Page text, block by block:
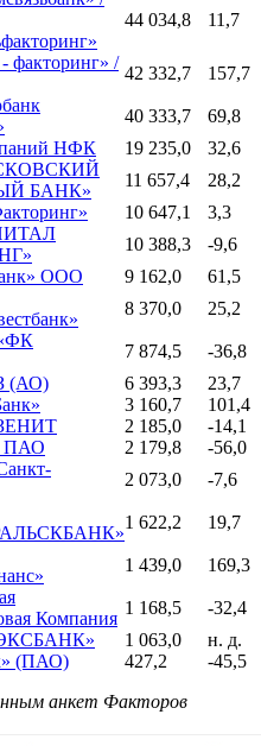
44 034,8 11,7
/
42 332,7 157,7
40 333,7
69,8
НФК 19 235,0
32,6
БАНК»
11 657,4
28,2
10 647,1
3,3
10 388,3
-9,6
ООО 9 162,0
61,5
8 370,0 25,2
7 874,5
-36,8
(АО) 6 393,3
23,7
3 160,7
101,4
2 185,0
-14,1
ПАО 2 179,8
-56,0
2 073,0 -7,6
1 622,2 19,7
1 439,0 169,3
Компания
1 168,5
-32,4
1 063,0
н. д.
(ПАО) 427,2
-45,5
анкет Факторов